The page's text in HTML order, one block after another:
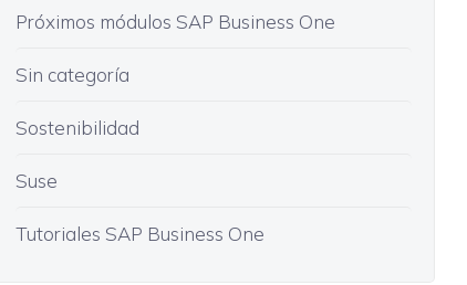
Próximos módulos SAP Business One
Sin categoría
Sostenibilidad
Suse
Tutoriales SAP Business One